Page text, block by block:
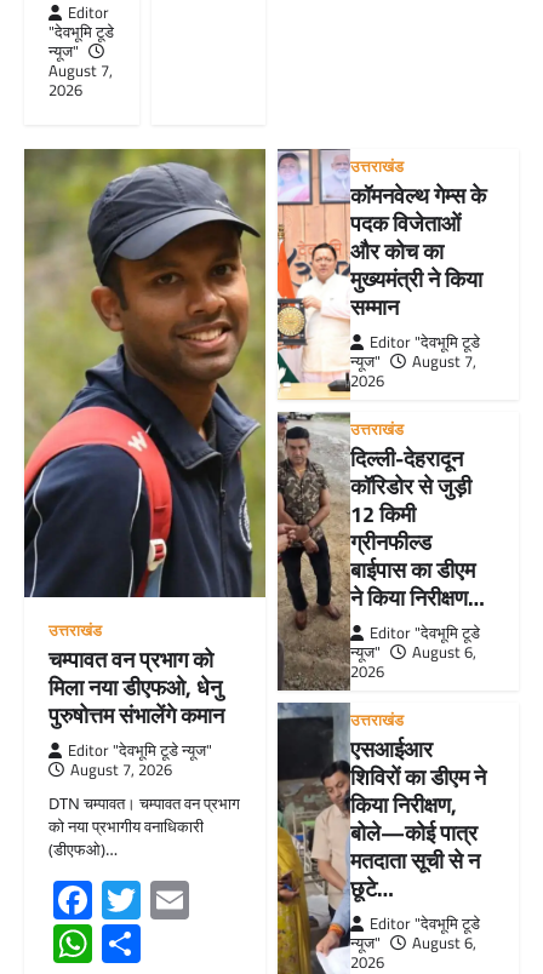
Editor
"देवभूमि टूडे
न्यूज"
August 7,
2026
उत्तराखंड
चम्पावत वन प्रभाग को
मिला नया डीएफओ, धेनु
पुरुषोत्तम संभालेंगे कमान
Editor "देवभूमि टूडे न्यूज"
August 7, 2026
DTN चम्पावत। चम्पावत वन प्रभाग
को नया प्रभागीय वनाधिकारी
(डीएफओ)…
Facebook
TwitterEmail
WhatsApp
उत्तराखंड
कॉमनवेल्थ गेम्स के
पदक विजेताओं
और कोच का
मुख्यमंत्री ने किया
सम्मान
Editor "देवभूमि टूडे
न्यूज"
August 7,
2026
उत्तराखंड
दिल्ली-देहरादून
कॉरिडोर से जुड़ी
12 किमी
ग्रीनफील्ड
बाईपास का डीएम
ने किया निरीक्षण…
Editor "देवभूमि टूडे
न्यूज"
August 6,
2026
उत्तराखंड
एसआईआर
शिविरों का डीएम ने
किया निरीक्षण,
बोले—कोई पात्र
मतदाता सूची से न
छूटे…
Editor "देवभूमि टूडे
न्यूज"
August 6,
2026